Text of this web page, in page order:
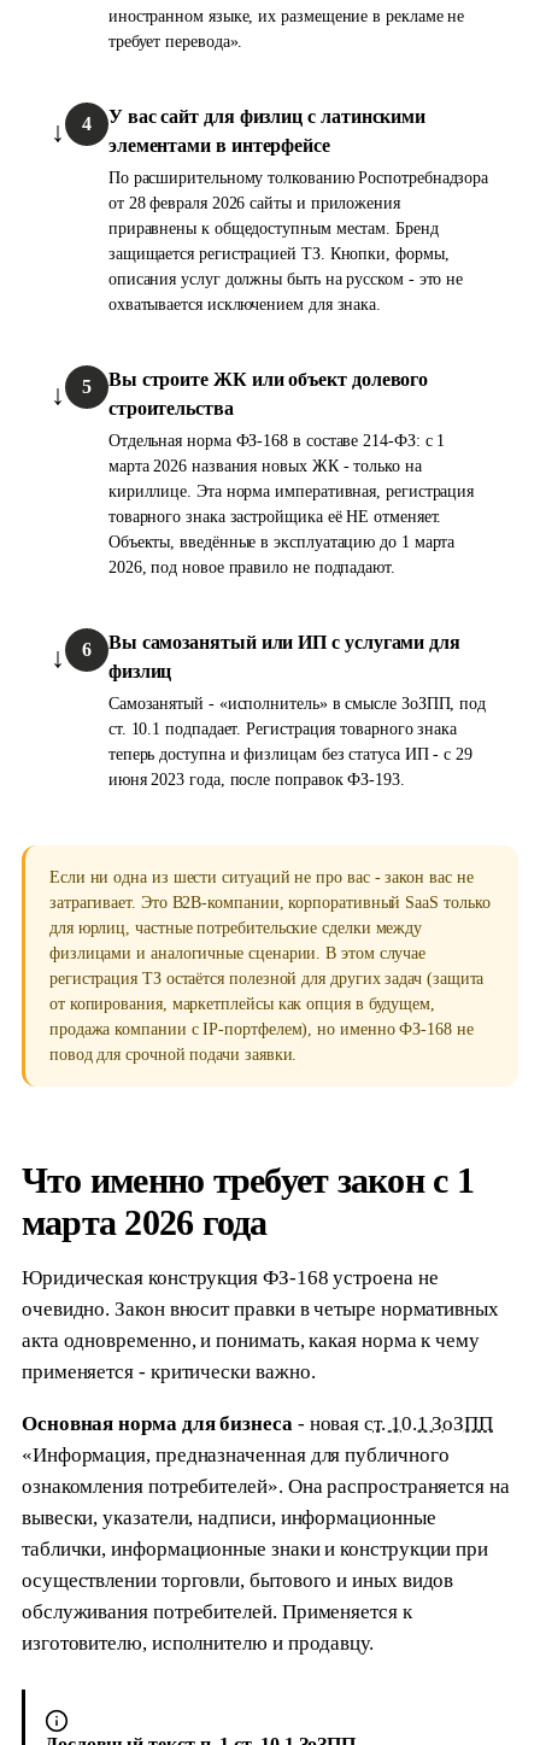
иностранном языке, их размещение в рекламе не
требует перевода».
4
У вас сайт для физлиц с латинскими
элементами в интерфейсе
По расширительному толкованию Роспотребнадзора
от 28 февраля 2026 сайты и приложения
приравнены к общедоступным местам. Бренд
защищается регистрацией ТЗ. Кнопки, формы,
описания услуг должны быть на русском - это не
охватывается исключением для знака.
5
Вы строите ЖК или объект долевого
строительства
Отдельная норма ФЗ-168 в составе 214-ФЗ: с 1
марта 2026 названия новых ЖК - только на
кириллице. Эта норма императивная, регистрация
товарного знака застройщика её НЕ отменяет.
Объекты, введённые в эксплуатацию до 1 марта
2026, под новое правило не подпадают.
6
Вы самозанятый или ИП с услугами для
физлиц
Самозанятый - «исполнитель» в смысле ЗоЗПП, под
ст. 10.1 подпадает. Регистрация товарного знака
теперь доступна и физлицам без статуса ИП - с 29
июня 2023 года, после поправок ФЗ-193.
Если ни одна из шести ситуаций не про вас - закон вас не
затрагивает. Это B2B-компании, корпоративный SaaS только
для юрлиц, частные потребительские сделки между
физлицами и аналогичные сценарии. В этом случае
регистрация ТЗ остаётся полезной для других задач (защита
от копирования, маркетплейсы как опция в будущем,
продажа компании с IP-портфелем), но именно ФЗ-168 не
повод для срочной подачи заявки.
Что именно требует закон с 1
марта 2026 года
Юридическая конструкция ФЗ-168 устроена не
очевидно. Закон вносит правки в четыре нормативных
акта одновременно, и понимать, какая норма к чему
применяется - критически важно.
Основная норма для бизнеса - новаяст. 10.1 ЗоЗПП
«Информация, предназначенная для публичного
ознакомления потребителей». Она распространяется на
вывески, указатели, надписи, информационные
таблички, информационные знаки и конструкции при
осуществлении торговли, бытового и иных видов
обслуживания потребителей. Применяется к
изготовителю, исполнителю и продавцу.